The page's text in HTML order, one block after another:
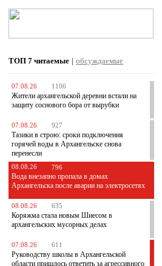
ТОП 7 читаемые | обсуждаемые
07.08.26 1106
Жители архангельской деревни встали на
защиту соснового бора от вырубки
07.08.26 927
Тазики в строю: сроки подключения
горячей воды в Архангельске снова
перенесли
08.08.26 796
Вода внезапно пропала в домах
Архангельска после аварии на электросетях
08.08.26 635
Коряжма стала новым Шиесом в
архангельских мусорных делах
07.08.26 611
Руководству школы в Архангельской
области пришлось ответить за агрессивного